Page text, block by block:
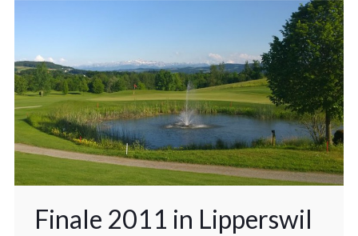
Finale 2011 in Lipperswil